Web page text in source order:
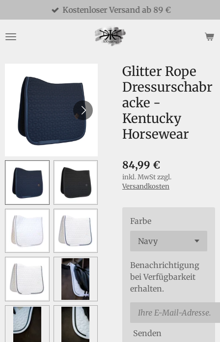
Hauptinhalt
springen
Kostenloser Versand ab 89 €
Glitter Rope
Dressurschabr
acke -
Kentucky
Horsewear
84,99 €
inkl. MwSt zzgl.
Versandkosten
Farbe
Benachrichtigung
bei Verfügbarkeit
erhalten.
Senden